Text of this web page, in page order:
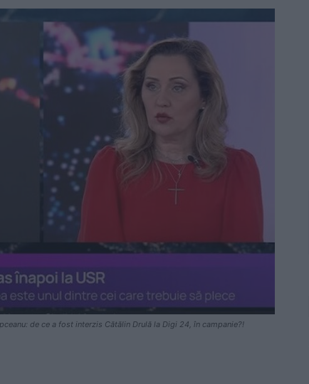
de ce a fost interzis Cătălin Drulă la Digi 24, în campanie?!